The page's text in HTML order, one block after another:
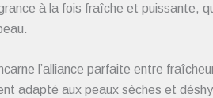
à la fois fraîche et puissante,
l’alliance parfaite entre
adapté aux peaux sèches et